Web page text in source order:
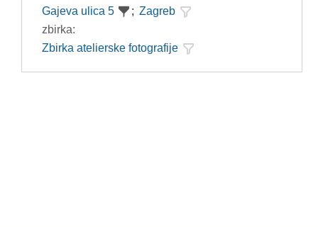
Gajeva ulica 5
; Zagreb
zbirka:
Zbirka atelierske fotografije